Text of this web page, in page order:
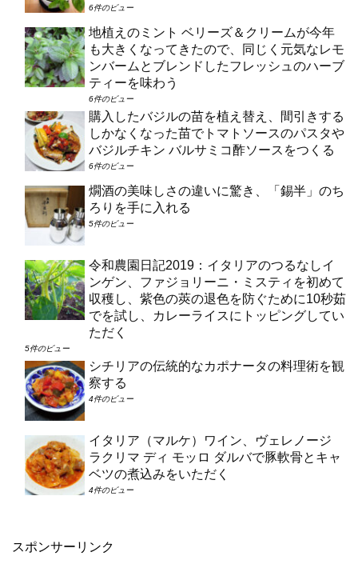
6件のビュー
地植えのミント ベリーズ＆クリームが今年
も大きくなってきたので、同じく元気なレモ
ンバームとブレンドしたフレッシュのハーブ
ティーを味わう
6件のビュー
購入したバジルの苗を植え替え、間引きする
しかなくなった苗でトマトソースのパスタや
バジルチキン バルサミコ酢ソースをつくる
6件のビュー
燗酒の美味しさの違いに驚き、「錫半」のち
ろりを手に入れる
5件のビュー
令和農園日記2019：イタリアのつるなしイ
ンゲン、ファジョリーニ・ミスティを初めて
収穫し、紫色の莢の退色を防ぐために10秒茹
でを試し、カレーライスにトッピングしてい
ただく
5件のビュー
シチリアの伝統的なカポナータの料理術を観
察する
4件のビュー
イタリア（マルケ）ワイン、ヴェレノージ
ラクリマ ディ モッロ ダルバで豚軟骨とキャ
ベツの煮込みをいただく
4件のビュー
スポンサーリンク